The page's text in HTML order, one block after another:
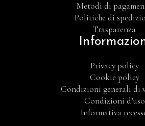
Metodi di
Politiche di
Trasparenza
Privacy policy
Cookie policy
Condizioni generali di
Condizioni d’uso
Informativa